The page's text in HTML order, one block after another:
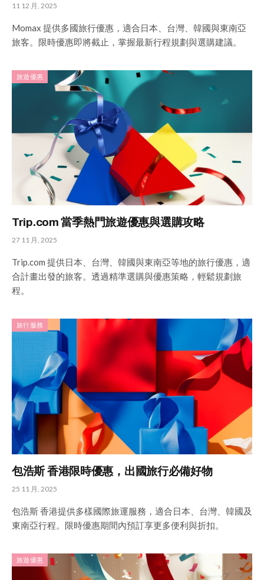
11 12 月, 2025
Momax 提供多國旅行優惠，適合日本、台灣、韓國與東南亞
旅客。限時優惠即將截止，掌握最新行程規劃與選購建議。
旅遊優惠
Trip.com 當季熱門旅遊優惠與選購攻略
27 11 月, 2025
Trip.com 提供日本、台灣、韓國與東南亞等地的旅行優惠，適
合計畫出發的旅客。透過精準選購與優惠策略，輕鬆規劃旅
程。
旅行服務
包浩斯 香港限時優惠，出國旅行必備好物
25 11 月, 2025
包浩斯 香港提供多樣國際旅運服務，適合日本、台灣、韓國及
東南亞行程。限時優惠期間內預訂享更多便利與折扣。
旅遊優惠